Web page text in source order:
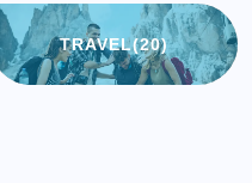
TRAVEL(20)